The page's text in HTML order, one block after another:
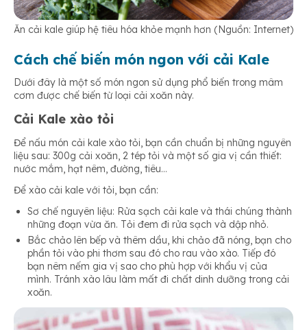
Ăn cải kale giúp hệ tiêu hóa khỏe mạnh hơn (Nguồn: Internet)
Cách chế biến món ngon với cải Kale
Dưới đây là một số món ngon sử dụng phổ biến trong mâm
cơm được chế biến từ loại cải xoăn này.
Cải Kale xào tỏi
Để nấu món cải kale xào tỏi, bạn cần chuẩn bị những nguyên
liệu sau: 300g cải xoăn, 2 tép tỏi và một số gia vị cần thiết:
nước mắm, hạt nêm, đường, tiêu…
Để xào cải kale với tỏi, bạn cần:
Sơ chế nguyên liệu: Rửa sạch cải kale và thái chúng thành
những đoạn vừa ăn. Tỏi đem đi rửa sạch và dập nhỏ.
Bắc chảo lên bếp và thêm dầu, khi chảo đã nóng, bạn cho
phần tỏi vào phi thơm sau đó cho rau vào xào. Tiếp đó
bạn nêm nếm gia vị sao cho phù hợp với khẩu vị của
mình. Tránh xào lâu làm mất đi chất dinh dưỡng trong cải
xoăn.